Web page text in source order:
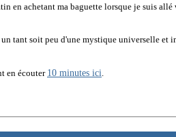
en achetant ma baguette lorsque je suis
tant soit peu d'une mystique universelle et
en écouter10 minutes ici